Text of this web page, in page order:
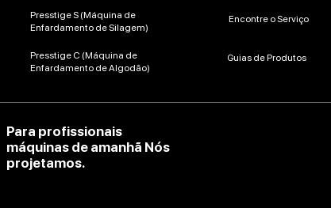
Presstige S (Máquina de
Enfardamento de Silagem)
Encontre o Serviço
Presstige C (Máquina de
Enfardamento de Algodão)
Guias de Produtos
Para profissionais
máquinas de amanhã Nós
projetamos.